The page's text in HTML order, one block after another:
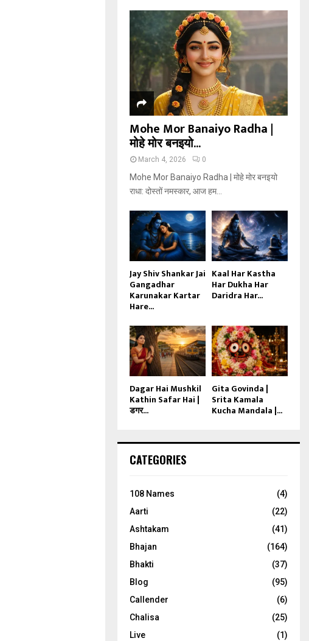
Mohe Mor Banaiyo Radha |
मोहे मोर बनइयो...
March 4, 2026 0
Mohe Mor Banaiyo Radha | मोहे मोर बनइयो
राधा: दोस्तों नमस्कार, आज हम...
Jay Shiv Shankar Jai
Gangadhar
Karunakar Kartar
Hare...
Kaal Har Kastha
Har Dukha Har
Daridra Har...
Dagar Hai Mushkil
Kathin Safar Hai |
डगर...
Gita Govinda |
Srita Kamala
Kucha Mandala |...
CATEGORIES
108 Names
(4)
Aarti
(22)
Ashtakam
(41)
Bhajan
(164)
Bhakti
(37)
Blog
(95)
Callender
(6)
Chalisa
(25)
Live
(1)